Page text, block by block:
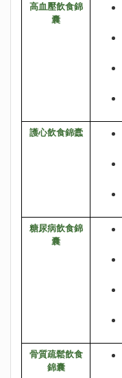
高血壓飲食錦
囊
護心飲食錦蠹
糖尿病飲食錦
囊
骨質疏鬆飲食
錦囊